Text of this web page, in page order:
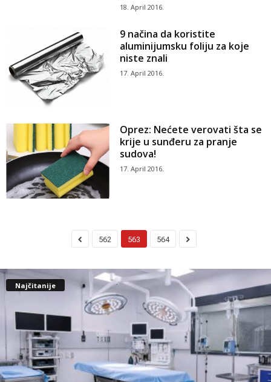
18. April 2016.
9 načina da koristite
aluminijumsku foliju za koje
niste znali
17. April 2016.
Oprez: Nećete verovati šta se
krije u sunđeru za pranje
sudova!
17. April 2016.
562 563 564
Najčitanije